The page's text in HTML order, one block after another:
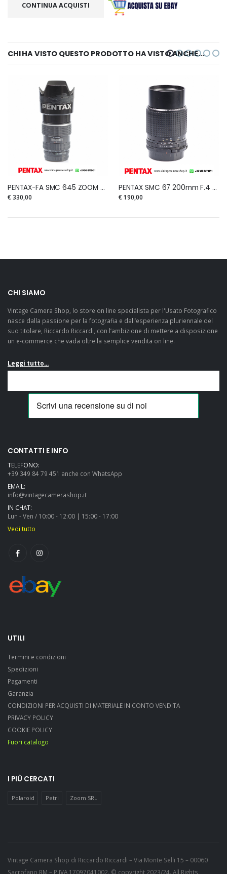
CONTINUA ACQUISTI
CHI HA VISTO QUESTO PRODOTTO HA VISTO ANCHE...
PENTAX-FA SMC 645 ZOOM 80-160mm F.4,5
€ 330,00
PENTAX SMC 67 200mm F.4 for PENTAX 6X7, 67, 67II
€ 190,00
CHI SIAMO
Vintage Camera Shop, lo store on line specialista per l'Usato Fotografico
nasce dalla passione per la fotografia e dall’esperienza pluriennale del
suo titolare, Riccardo Riccardi, con l’ambizione di mettere a disposizione
un e-commerce che vada oltre la semplice vendita on line.
Leggi tutto...
CONTATTI E INFO
TELEFONO:
+39 349 84 79 451 anche con WhatsApp
EMAIL:
info@vintagecamerashop.it
IN CHAT:
Lun - Ven / 10:00 - 12:00 | 15:00 - 17:00
Vedi tutto
UTILI
Termini e condizioni
Spedizioni
Pagamenti
Garanzia
CONDIZIONI PER ACQUISTI DI MATERIALE IN CONTO VENDITA
PRIVACY POLICY
COOKIE POLICY
Fuori catalogo
I PIÙ CERCATI
Polaroid Petri Zoom SRL
Vintage Camera Shop di Riccardo Riccardi – Via Monte Selli 15 – 00060
Sacrofano RM – P.IVA 17097041002. © copyright 2023/24. All Rights